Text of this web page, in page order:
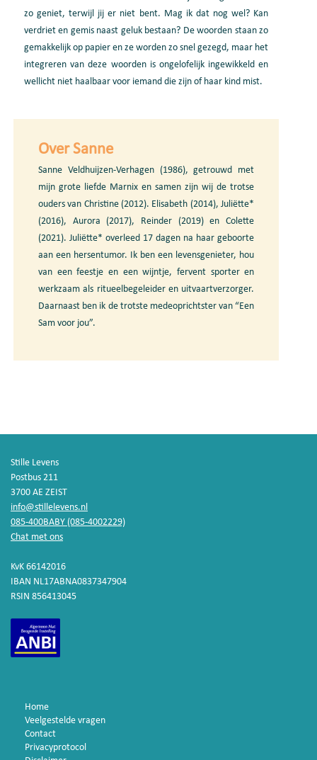
zo geniet, terwijl jij er niet bent. Mag ik dat nog wel? Kan
verdriet en gemis naast geluk bestaan? De woorden staan zo
gemakkelijk op papier en ze worden zo snel gezegd, maar het
integreren van deze woorden is ongelofelijk ingewikkeld en
wellicht niet haalbaar voor iemand die zijn of haar kind mist.
Over Sanne
Sanne Veldhuijzen-Verhagen (1986), getrouwd met
mijn grote liefde Marnix en samen zijn wij de trotse
ouders van Christine (2012). Elisabeth (2014), Juliëtte*
(2016), Aurora (2017), Reinder (2019) en Colette
(2021). Juliëtte* overleed 17 dagen na haar geboorte
aan een hersentumor. Ik ben een levensgenieter, hou
van een feestje en een wijntje, fervent sporter en
werkzaam als ritueelbegeleider en uitvaartverzorger.
Daarnaast ben ik de trotste medeoprichtster van “Een
Sam voor jou”.
Stille Levens
Postbus 211
3700 AE ZEIST
info@stillelevens.nl
085-400BABY (085-4002229)
Chat met ons
KvK 66142016
IBAN NL17ABNA0837347904
RSIN 856413045
Home
Veelgestelde vragen
Contact
Privacyprotocol